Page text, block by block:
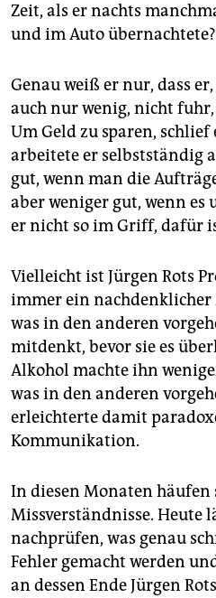
Zeit, als er nachts
und im Auto übernachtete?
Genau weiß er nur, dass
auch nur wenig, nicht
Um Geld zu sparen,
arbeitete er selbstständig
gut, wenn man die
aber weniger gut, wenn es
er nicht so im Griff, dafür
Vielleicht ist Jürgen Rots
immer ein nachdenklicher
was in den anderen
mitdenkt, bevor sie es
Alkohol machte ihn
was in den anderen
erleichterte damit
Kommunikation.
In diesen Monaten häufen
Missverständnisse. Heute
nachprüfen, was genau
Fehler gemacht werden
an dessen Ende Jürgen